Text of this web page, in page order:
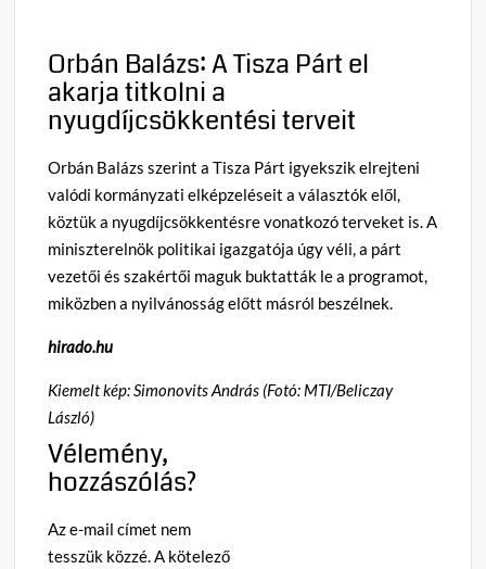
Orbán Balázs: A Tisza Párt el
akarja titkolni a
nyugdíjcsökkentési terveit
Orbán Balázs szerint a Tisza Párt igyekszik elrejteni
valódi kormányzati elképzeléseit a választók elől,
köztük a nyugdíjcsökkentésre vonatkozó terveket is. A
miniszterelnök politikai igazgatója úgy véli, a párt
vezetői és szakértői maguk buktatták le a programot,
miközben a nyilvánosság előtt másról beszélnek.
hirado.hu
Kiemelt kép: Simonovits András (Fotó: MTI/Beliczay
László)
Vélemény,
hozzászólás?
Az e-mail címet nem
tesszük közzé.A kötelező